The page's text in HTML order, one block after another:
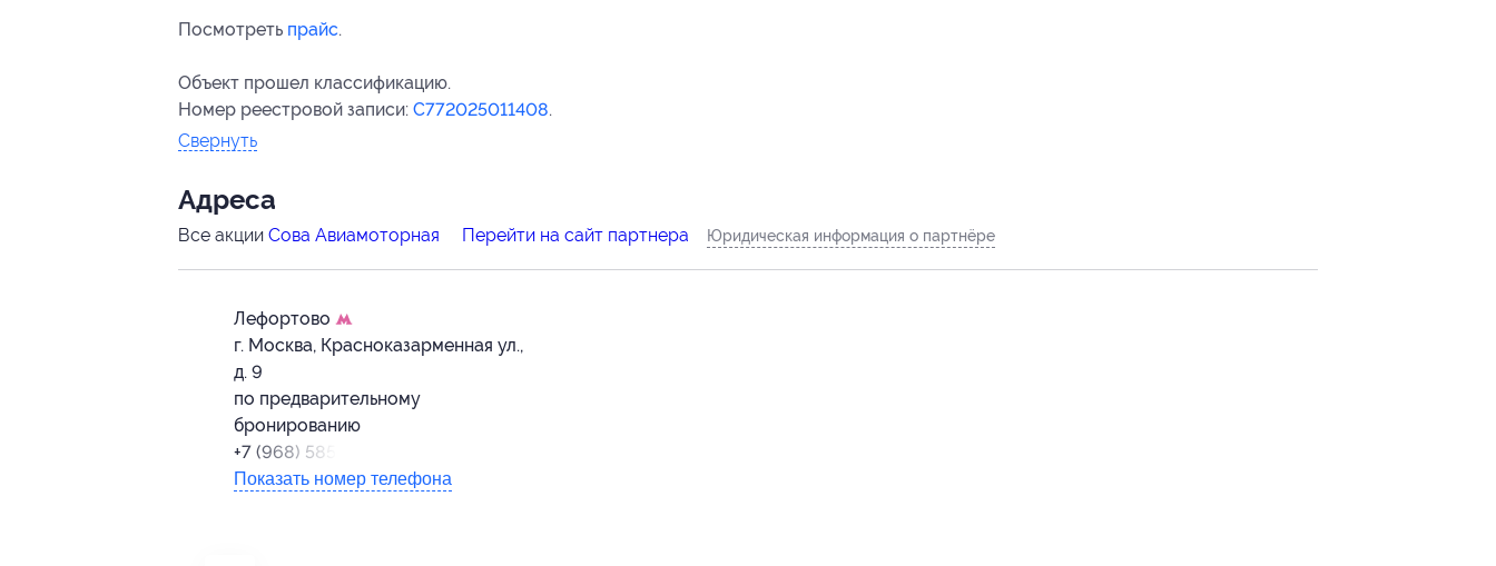
Посмотреть прайс.
Объект прошел классификацию.
Номер реестровой записи: С772025011408.
Свернуть
Адресa
Все акции Сова Авиамоторная Перейти на сайт партнера Юридическая информация о партнёре
Лефортово
г. Москва, Красноказарменная ул.,
д. 9
по предварительному
бронированию
+7 (968) 585-24-24
Показать номер телефона